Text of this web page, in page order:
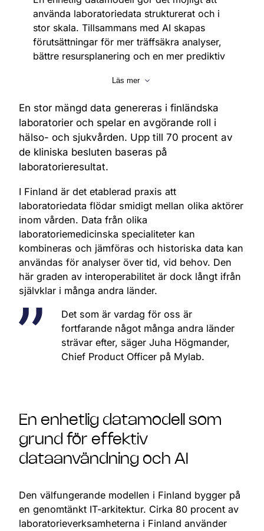
använda laboratoriedata strukturerat och i
stor skala. Tillsammans med AI skapas
förutsättningar för mer träffsäkra analyser,
bättre resursplanering och en mer prediktiv
Läs mer
En stor mängd data genereras i finländska
laboratorier och spelar en avgörande roll i
hälso- och sjukvården. Upp till 70 procent av
de kliniska besluten baseras på
laboratorieresultat.
I Finland är det etablerad praxis att
laboratoriedata flödar smidigt mellan olika aktörer
inom vården. Data från olika
laboratoriemedicinska specialiteter kan
kombineras och jämföras och historiska data kan
användas för analyser över tid, vid behov. Den
här graden av interoperabilitet är dock långt ifrån
självklar i många andra länder.
Det som är vardag för oss är
fortfarande något många andra länder
strävar efter, säger Juha Högmander,
Chief Product Officer på Mylab.
En enhetlig datamodell som
grund för effektiv
dataanvändning och AI
Den välfungerande modellen i Finland bygger på
en genomtänkt IT-arkitektur. Cirka 80 procent av
laboratorieverksamheterna i Finland använder